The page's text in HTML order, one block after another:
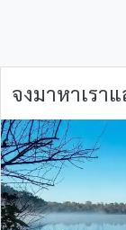
จงมาหาเรา